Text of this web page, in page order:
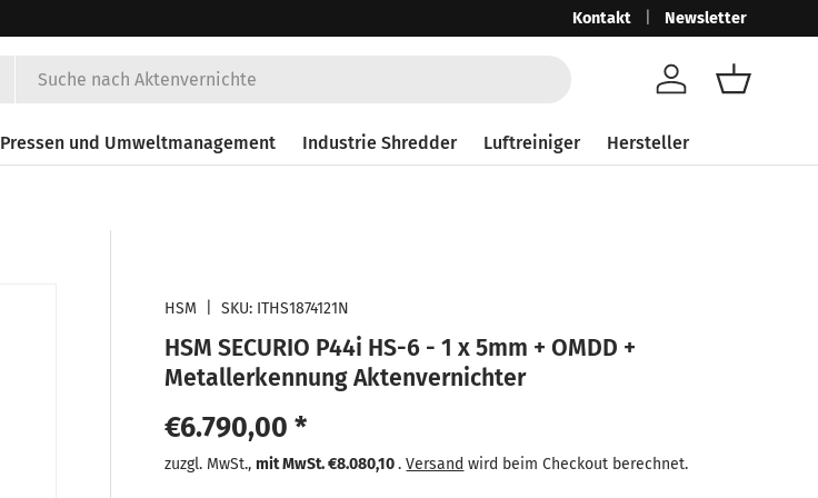
Ab 250,-€ netto mit MwSt. 297,50
Kontakt Newsletter
Konto
Pressen und Umweltmanagement Industrie Shredder Luftreiniger Hersteller
HSM |SKU: ITHS1874121N
HSM SECURIO P44i HS-6 - 1 x 5mm + OMDD +
Metallerkennung Aktenvernichter
Normaler Preis
€6.790,00 *
zuzgl. MwSt.,Normaler Preis
mit MwSt.€8.080,10.Versand wird beim Checkout berechnet.